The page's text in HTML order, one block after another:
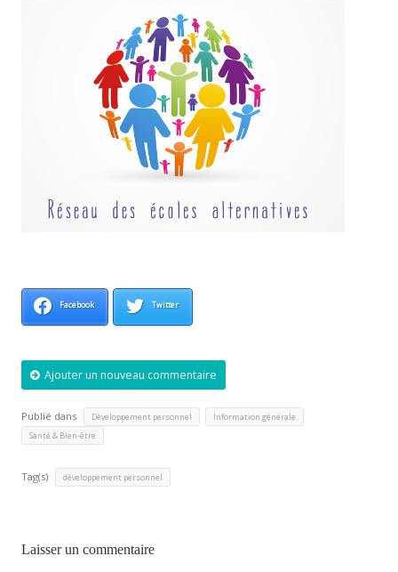
Facebook Twitter
Ajouter un nouveau commentaire
Publié dans Développement personnel Information générale
Santé & Bien-être
Tag(s) développement personnel
Laisser un commentaire